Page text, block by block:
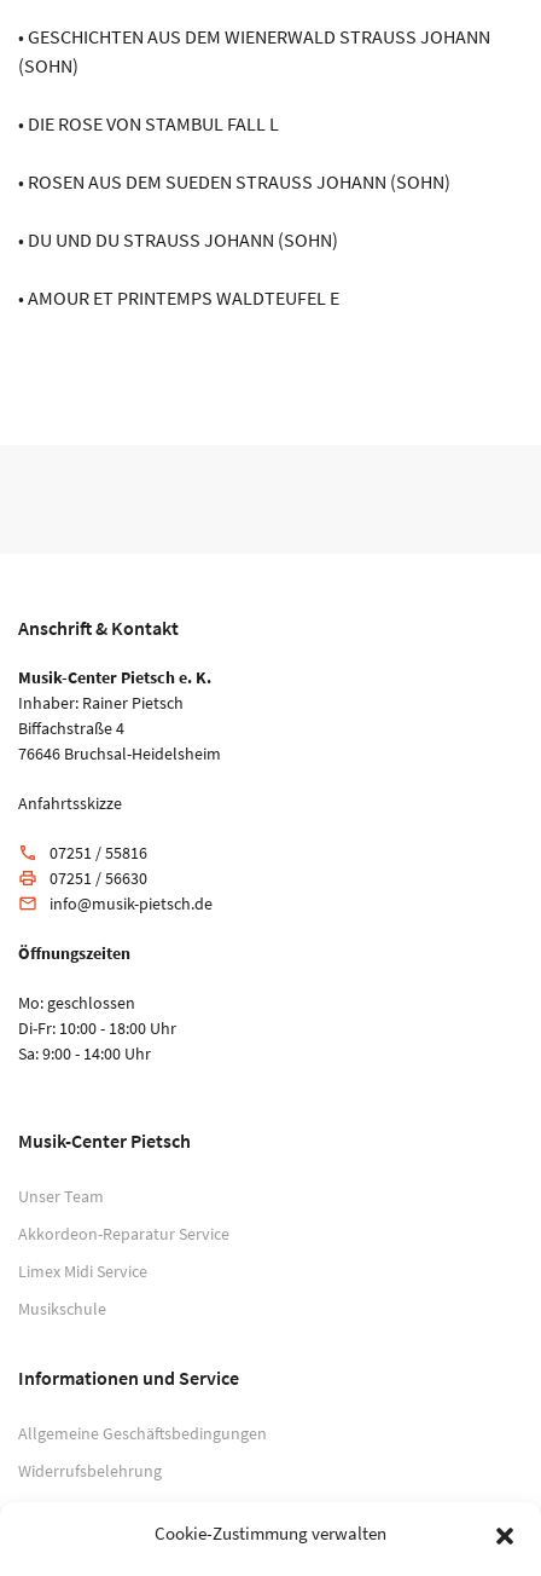
Cookie-Zustimmung verwalten
• GESCHICHTEN AUS DEM WIENERWALD STRAUSS JOHANN
(SOHN)
• DIE ROSE VON STAMBUL FALL L
• ROSEN AUS DEM SUEDEN STRAUSS JOHANN (SOHN)
• DU UND DU STRAUSS JOHANN (SOHN)
• AMOUR ET PRINTEMPS WALDTEUFEL E
Anschrift & Kontakt
Musik-Center Pietsch e. K.
Inhaber: Rainer Pietsch
Biffachstraße 4
76646 Bruchsal-Heidelsheim
Anfahrtsskizze
phone 07251 / 55816
print 07251 / 56630
email info@musik-pietsch.de
Öffnungszeiten
Mo: geschlossen
Di-Fr: 10:00 - 18:00 Uhr
Sa: 9:00 - 14:00 Uhr
Musik-Center Pietsch
Unser Team
Akkordeon-Reparatur Service
Limex Midi Service
Musikschule
Informationen und Service
Allgemeine Geschäftsbedingungen
Widerrufsbelehrung
Datenschutzerklärung